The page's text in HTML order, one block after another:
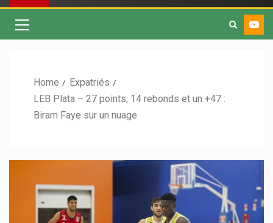
Home
Expatriés
LEB Plata – 27 points, 14 rebonds et un +47 :
Biram Faye sur un nuage